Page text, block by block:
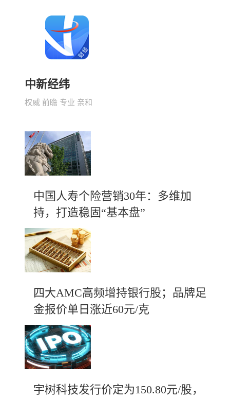
中新经纬
权威 前瞻 专业 亲和
中国人寿个险营销30年：多维加
持，打造稳固“基本盘”
四大AMC高频增持银行股；品牌足
金报价单日涨近60元/克
宇树科技发行价定为150.80元/股，